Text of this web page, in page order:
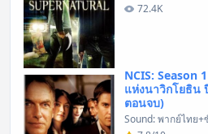
72.4K
NCIS: Season
แห่งนาวิกโยธิน
ตอนจบ)
Sound: พากย์ไทย+